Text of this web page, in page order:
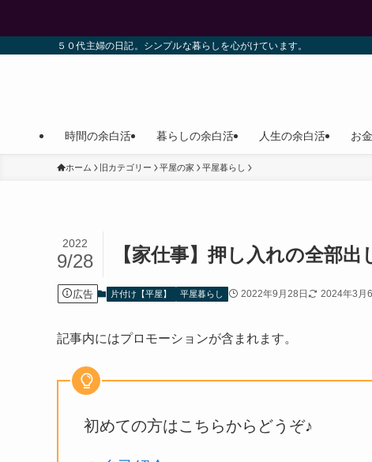
５０代主婦の日記。シンプルな暮らしを心がけています。
時間の余白活 暮らしの余白活 人生の余白活 お
ホーム 旧カテゴリー 平屋の家 平屋暮らし
【家仕事】押し入れの全部出
2022
9/28
広告 片付け【平屋】 平屋暮らし 2022年9月28日 2024年3月
記事内にはプロモーションが含まれます。
初めての方はこちらからどうぞ♪